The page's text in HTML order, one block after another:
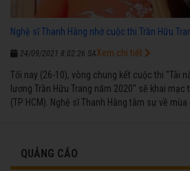
Nghệ sĩ Thanh Hằng nhớ cuộc thi Trần Hữu
24/09/2021 8:02:26 SA
Tối nay (26-10), vòng chung kết cuộc thi "Tài
lương Trần Hữu Trang năm 2020" sẽ khai mạc
(TP HCM). Nghệ sĩ Thanh Hằng tâm sự về
Xem chi tiết
QUẢNG CÁO